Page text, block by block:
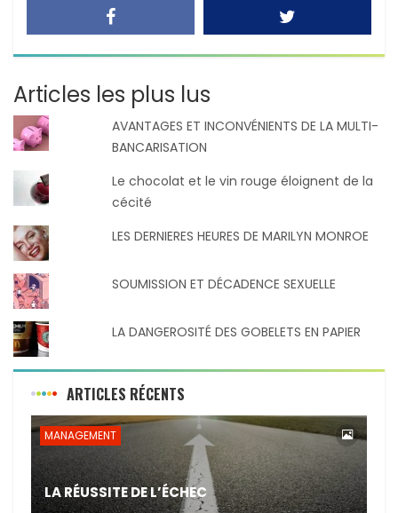
Articles les plus lus
AVANTAGES ET INCONVÉNIENTS DE LA MULTI-
BANCARISATION
Le chocolat et le vin rouge éloignent de la
cécité
LES DERNIERES HEURES DE MARILYN MONROE
SOUMISSION ET DÉCADENCE SEXUELLE
LA DANGEROSITÉ DES GOBELETS EN PAPIER
ARTICLES RÉCENTS
MANAGEMENT
LA RÉUSSITE DE L’ÉCHEC